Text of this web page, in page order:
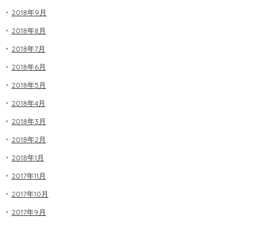
2018年9月
2018年8月
2018年7月
2018年6月
2018年5月
2018年4月
2018年3月
2018年2月
2018年1月
2017年11月
2017年10月
2017年9月